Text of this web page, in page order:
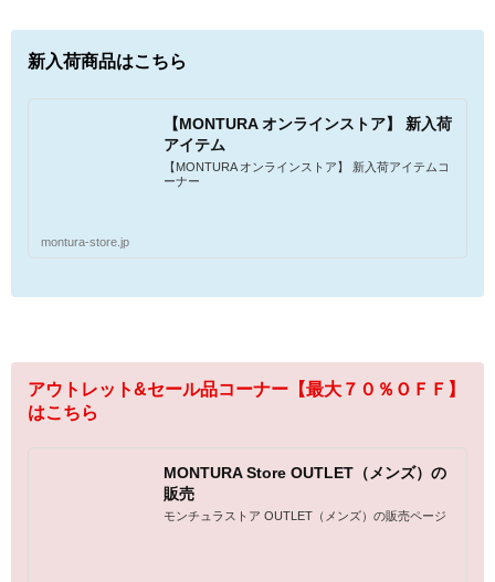
新入荷商品はこちら
【MONTURA オンラインストア】 新入荷
アイテム
【MONTURA オンラインストア】 新入荷アイテムコ
ーナー
montura-store.jp
アウトレット&セール品コーナー【最大７０％ＯＦＦ】
はこちら
MONTURA Store OUTLET（メンズ）の
販売
モンチュラストア OUTLET（メンズ）の販売ページ